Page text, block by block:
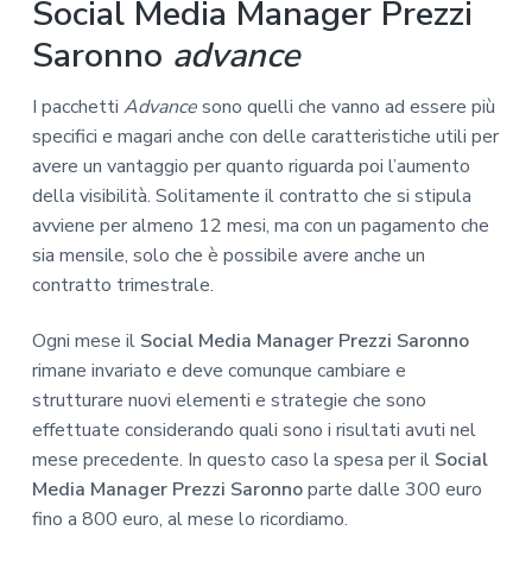
Social Media Manager Prezzi
Saronno advance
I pacchetti Advancesono quelli che vanno ad essere più
specifici e magari anche con delle caratteristiche utili per
avere un vantaggio per quanto riguarda poi l’aumento
della visibilità. Solitamente il contratto che si stipula
avviene per almeno 12 mesi, ma con un pagamento che
sia mensile, solo che è possibile avere anche un
contratto trimestrale.
Ogni mese il Social Media Manager Prezzi Saronno
rimane invariato e deve comunque cambiare e
strutturare nuovi elementi e strategie che sono
effettuate considerando quali sono i risultati avuti nel
mese precedente. In questo caso la spesa per ilSocial
Media Manager Prezzi Saronnoparte dalle 300 euro
fino a 800 euro, al mese lo ricordiamo.